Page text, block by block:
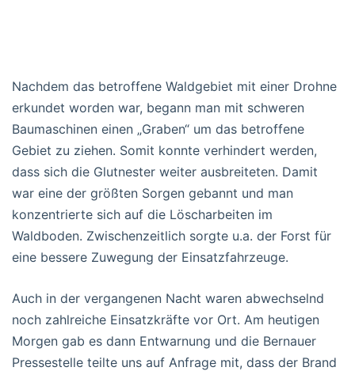
Nachdem das betroffene Waldgebiet mit einer Drohne
erkundet worden war, begann man mit schweren
Baumaschinen einen „Graben“ um das betroffene
Gebiet zu ziehen. Somit konnte verhindert werden,
dass sich die Glutnester weiter ausbreiteten. Damit
war eine der größten Sorgen gebannt und man
konzentrierte sich auf die Löscharbeiten im
Waldboden. Zwischenzeitlich sorgte u.a. der Forst für
eine bessere Zuwegung der Einsatzfahrzeuge.
Auch in der vergangenen Nacht waren abwechselnd
noch zahlreiche Einsatzkräfte vor Ort. Am heutigen
Morgen gab es dann Entwarnung und die Bernauer
Pressestelle teilte uns auf Anfrage mit, dass der Brand